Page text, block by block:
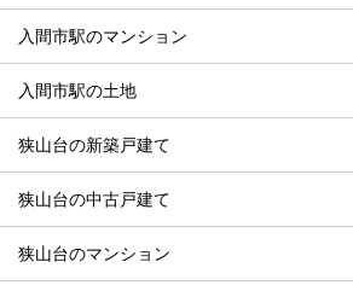
入間市駅のマンション
入間市駅の土地
狭山台の新築戸建て
狭山台の中古戸建て
狭山台のマンション